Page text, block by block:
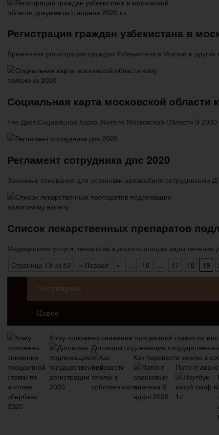
Регистрация граждан узбекистана в
Временная регистрация граждан Узбекистана в Москве и
Социальная карта московской области
Что Дает Социальная Карта Жителя Московской Области В
Регламент сотрудника дпс 2020
Законные основания для остановки автомобиля сотрудниками
Список лекарственных препаратов
Медицинские услуги, лекарства и дорогостоящие виды
Страница 19 из 53
« Первая « 10 17 18 19
Популярное
Новое
Кому положено снижение процентной ставки по
Договоры подлежащие
Как перевести землю в
Патент